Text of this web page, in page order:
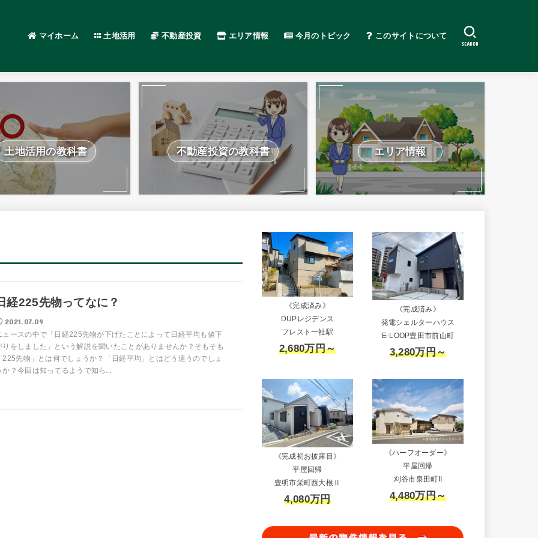
マイホーム 土地活用 不動産投資 エリア情報 今月のトピック このサイトについて
SEARCH
土地活用の教科書 不動産投資の教科書 エリア情報
経225先物ってなに？
2021.07.09
ュースの中で「日経225先物が下げたことによって日経平均も値下
りをしました」という解説を聞いたことがありませんか？そもそも
225先物」とは何でしょうか？「日経平均」とはどう違うのでしょ
か？今回は知ってるようで知ら...
《完成済み》
DUPレジデンス
フレスト一社駅
2,680万円～
《完成済み》
発電シェルターハウス
E-LOOP豊田市前山町
3,280万円～
《完成初お披露目》
平屋回帰
豊明市栄町西大根Ⅱ
4,080万円
《ハーフオーダー》
平屋回帰
刈谷市泉田町II
4,480万円～